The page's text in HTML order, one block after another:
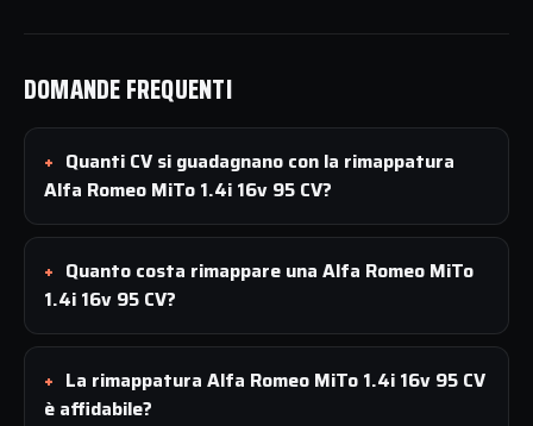
DOMANDE FREQUENTI
Quanti CV si guadagnano con la rimappatura
Alfa Romeo MiTo 1.4i 16v 95 CV?
Quanto costa rimappare una Alfa Romeo MiTo
1.4i 16v 95 CV?
La rimappatura Alfa Romeo MiTo 1.4i 16v 95 CV
è affidabile?